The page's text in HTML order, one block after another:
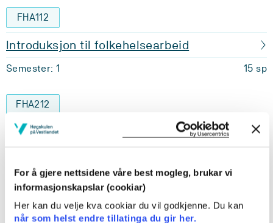
For å gjere nettsidene våre best mogleg, brukar vi
informasjonskapslar (cookiar)
Her kan du velje kva cookiar du vil godkjenne. Du kan
når som helst endre tillatinga du gir her.
FHA112
Introduksjon til folkehelsearbeid
Semester: 1 15 sp
FHA212
Fysisk aktivitet og helse
FHA318
Basics in nutrition and health